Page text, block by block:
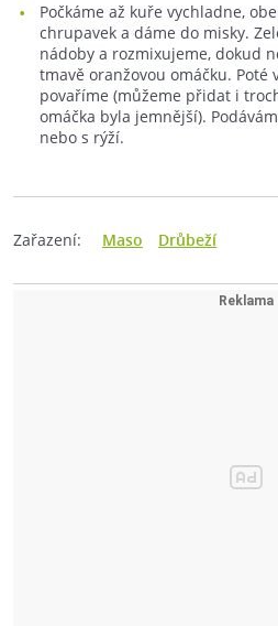
Počkáme až kuře vychladne,
chrupavek a dáme do misky.
nádoby a rozmixujeme, dokud
tmavě oranžovou omáčku. Poté
povaříme (můžeme přidat i
omáčka byla jemnější).
nebo s rýží.
Zařazení: Maso Drůbeží